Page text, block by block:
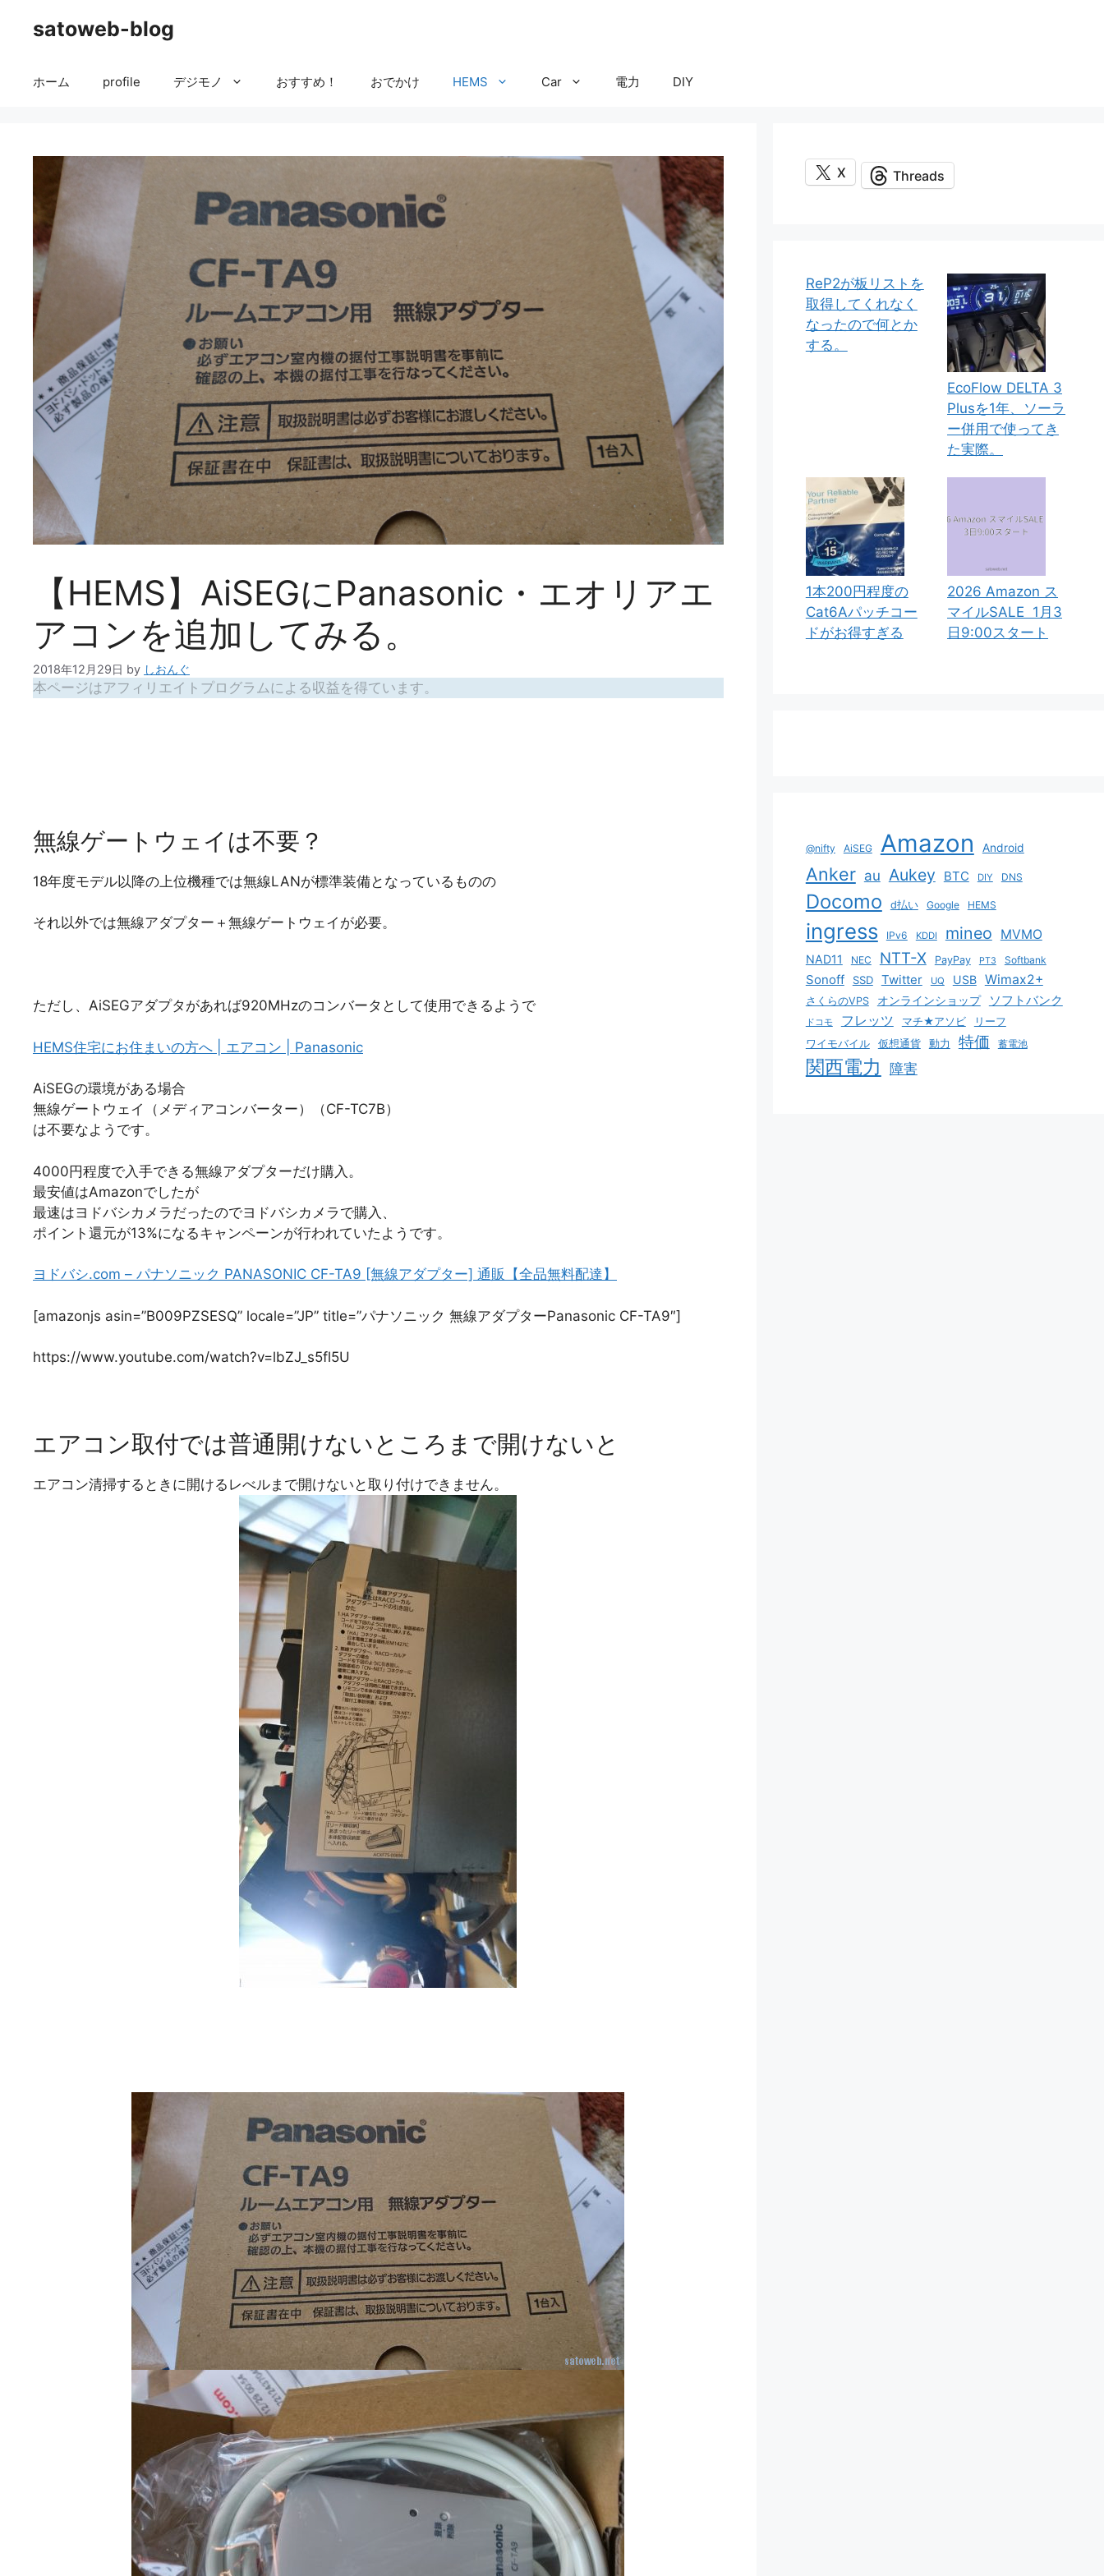
satoweb-blog
ホーム profile デジモノ おすすめ！ おでかけ HEMS Car 電力 DIY
【HEMS】AiSEGにPanasonic・エオリアエ
アコンを追加してみる。
2018年12月29日 by しおんぐ
本ページはアフィリエイトプログラムによる収益を得ています。
無線ゲートウェイは不要？
18年度モデル以降の上位機種では無線LANが標準装備となっているものの
それ以外では無線アダプター＋無線ゲートウェイが必要。
ただし、AiSEGアダプタがあれば920MHzのコンバータとして使用できるようで
HEMS住宅にお住まいの方へ | エアコン | Panasonic
AiSEGの環境がある場合
無線ゲートウェイ（メディアコンバーター）（CF-TC7B）
は不要なようです。
4000円程度で入手できる無線アダプターだけ購入。
最安値はAmazonでしたが
最速はヨドバシカメラだったのでヨドバシカメラで購入、
ポイント還元が13%になるキャンペーンが行われていたようです。
ヨドバシ.com – パナソニック PANASONIC CF-TA9 [無線アダプター] 通販【全品無料配達】
[amazonjs asin=”B009PZSESQ” locale=”JP” title=”パナソニック 無線アダプターPanasonic CF-TA9″]
https://www.youtube.com/watch?v=lbZJ_s5fl5U
エアコン取付では普通開けないところまで開けないと
エアコン清掃するときに開けるレべルまで開けないと取り付けできません。
X Threads
ReP2が板リストを
取得してくれなく
なったので何とか
する。
EcoFlow DELTA 3
Plusを1年、ソーラ
ー併用で使ってき
た実際。
1本200円程度の
Cat6Aパッチコー
ドがお得すぎる
2026 Amazon ス
マイルSALE 1月3
日9:00スタート
@nifty AiSEG Amazon Android
Anker au Aukey BTC DIY DNS
Docomo d払い Google HEMS
ingress IPv6 KDDI mineo MVMO
NAD11 NEC NTT-X PayPay PT3 Softbank
Sonoff SSD Twitter UQ USB Wimax2+
さくらのVPS オンラインショップ ソフトバンク
ドコモ フレッツ マチ★アソビ
リーフ
ワイモバイル
仮想通貨 動力 特価 蓄電池
関西電力 障害